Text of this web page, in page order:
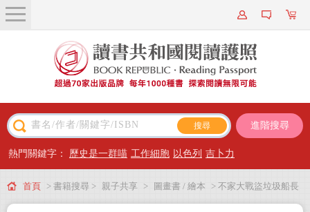
關於我們
近期新書
主題閱讀
出版專區
會員專屬
進階搜尋
熱門關鍵字： 歷史是一群喵 工作細胞 以色列 吉卜力
首頁 > 書籍搜尋 > 親子共享 > 圖畫書 / 繪本 > 不家大戰盜垃圾船長